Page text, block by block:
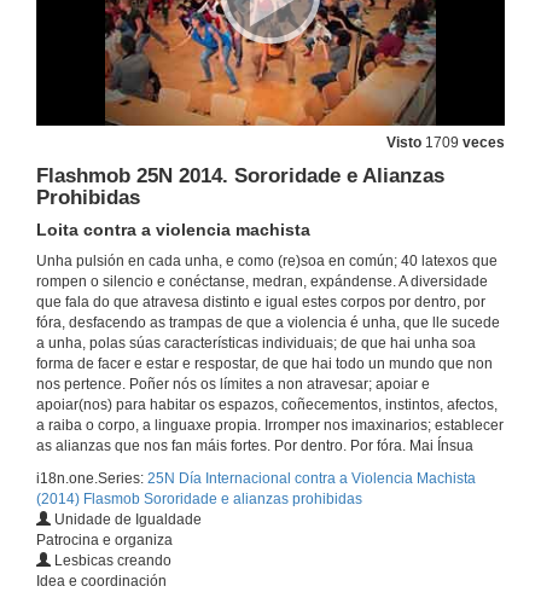
Visto 1709 veces
Flashmob 25N 2014. Sororidade e Alianzas
Prohibidas
Loita contra a violencia machista
Unha pulsión en cada unha, e como (re)soa en común; 40 latexos que
rompen o silencio e conéctanse, medran, expándense. A diversidade
que fala do que atravesa distinto e igual estes corpos por dentro, por
fóra, desfacendo as trampas de que a violencia é unha, que lle sucede
a unha, polas súas características individuais; de que hai unha soa
forma de facer e estar e respostar, de que hai todo un mundo que non
nos pertence. Poñer nós os límites a non atravesar; apoiar e
apoiar(nos) para habitar os espazos, coñecementos, instintos, afectos,
a raiba o corpo, a linguaxe propia. Irromper nos imaxinarios; establecer
as alianzas que nos fan máis fortes. Por dentro. Por fóra. Mai Ínsua
i18n.one.Series: 25N Día Internacional contra a Violencia Machista
(2014) Flasmob Sororidade e alianzas prohibidas
Unidade de Igualdade
Patrocina e organiza
Lesbicas creando
Idea e coordinación